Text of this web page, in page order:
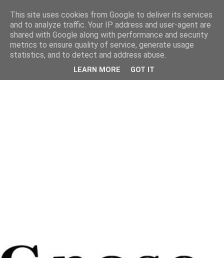
This site uses cookies from Google to deliver its services
and to analyze traffic. Your IP address and user-agent are
shared with Google along with performance and security
metrics to ensure quality of service, generate usage
statistics, and to detect and address abuse.
LEARN MORE GOT IT